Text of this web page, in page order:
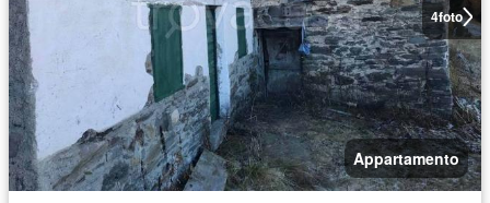
4foto
Appartamento